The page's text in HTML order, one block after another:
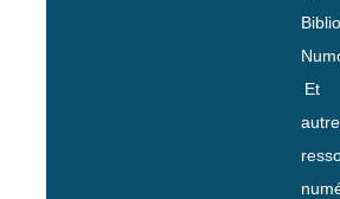
Et